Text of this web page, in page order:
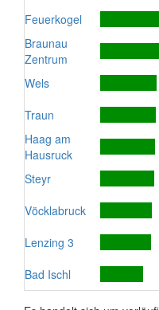
Feuerkogel
Braunau
Zentrum
Wels
Traun
Haag am
Hausruck
Steyr
Vöcklabruck
Lenzing 3
Bad Ischl